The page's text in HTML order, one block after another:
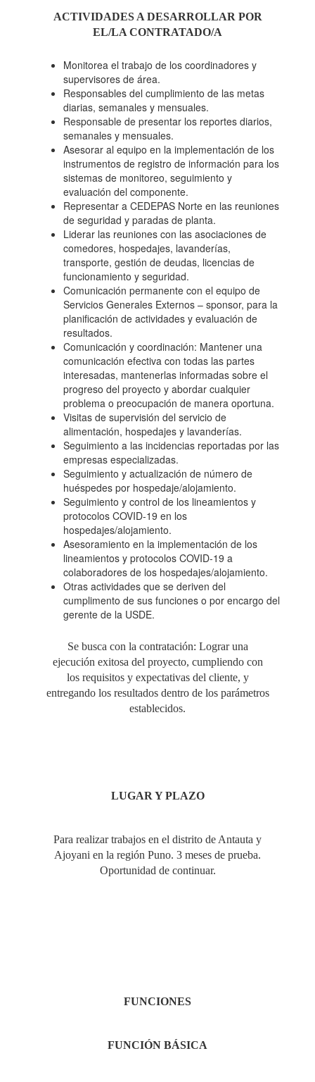
ACTIVIDADES A DESARROLLAR POR
EL/LA CONTRATADO/A
Monitorea el trabajo de los coordinadores y
supervisores de área.
Responsables del cumplimiento de las metas
diarias, semanales y mensuales.
Responsable de presentar los reportes diarios,
semanales y mensuales.
Asesorar al equipo en la implementación de los
instrumentos de registro de información para los
sistemas de monitoreo, seguimiento y
evaluación del componente.
Representar a CEDEPAS Norte en las reuniones
de seguridad y paradas de planta.
Liderar las reuniones con las asociaciones de
comedores, hospedajes, lavanderías,
transporte, gestión de deudas, licencias de
funcionamiento y seguridad.
Comunicación permanente con el equipo de
Servicios Generales Externos – sponsor, para la
planificación de actividades y evaluación de
resultados.
Comunicación y coordinación: Mantener una
comunicación efectiva con todas las partes
interesadas, mantenerlas informadas sobre el
progreso del proyecto y abordar cualquier
problema o preocupación de manera oportuna.
Visitas de supervisión del servicio de
alimentación, hospedajes y lavanderías.
Seguimiento a las incidencias reportadas por las
empresas especializadas.
Seguimiento y actualización de número de
huéspedes por hospedaje/alojamiento.
Seguimiento y control de los lineamientos y
protocolos COVID-19 en los
hospedajes/alojamiento.
Asesoramiento en la implementación de los
lineamientos y protocolos COVID-19 a
colaboradores de los hospedajes/alojamiento.
Otras actividades que se deriven del
cumplimento de sus funciones o por encargo del
gerente de la USDE.
Se busca con la contratación: Lograr una
ejecución exitosa del proyecto, cumpliendo con
los requisitos y expectativas del cliente, y
entregando los resultados dentro de los parámetros
establecidos.
LUGAR Y PLAZO
Para realizar trabajos en el distrito de Antauta y
Ajoyani en la región Puno. 3 meses de prueba.
Oportunidad de continuar.
FUNCIONES
FUNCIÓN BÁSICA